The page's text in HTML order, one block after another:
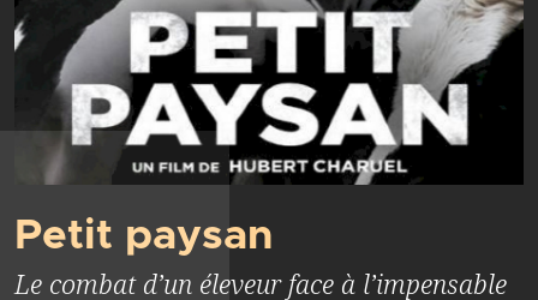
Petit paysan
Le combat d’un éleveur face à l’impensable